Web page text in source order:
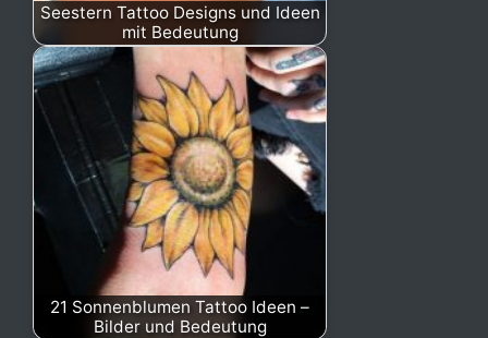
Seestern Tattoo Designs und Ideen
mit Bedeutung
21 Sonnenblumen Tattoo Ideen –
Bilder und Bedeutung